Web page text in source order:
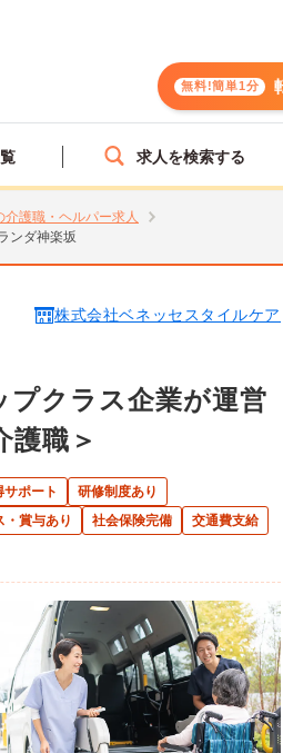
無料!簡単1分
求人を検索する
介護職・ヘルパー求人
ンダ神楽坂
株式会社ベネッセスタイルケア
プクラス企業が運営
職＞
サポート
研修制度あり
・賞与あり 社会保険完備
交通費支給